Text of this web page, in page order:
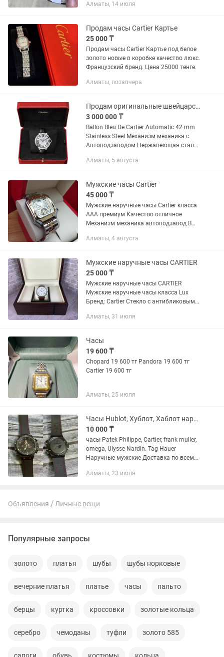
Алматы, 14 июля
Продам часы Cartier Картье
25 000 ₸
Продам часы Cartier Картье под белое
золото новые в коробке качество люкс.
Французский бренд. Цена 25000 тенге.
Алматы, позавчера
Продам оригинальные швейцарские часы Cartier Ballon Blue.Сталь 42 мм.
3 000 000 ₸
Ballon Bleu De Cartier Automatic 42 mm
Stainless Steel Механизм механика с
Автоподзаводом Нержавеющая сталь
Состояние новых часов. Примерка
Алматы, 5 августа
Мужские часы Cartier
45 000 ₸
Мужские наручные часы Cartier класса
ААА премиум Качество отличное
Механизм механика автоподзавод В
расцветок
Алматы, 4 августа
Мужские наручные часы CARTIER
25 000 ₸
Мужские наручные часы CARTIER
Мужские наручные часы класса Lux
Бренд: Cartier Стекло с антибликовым
Ремешок: эко кожа с фирменной
Алматы, 31 июля
Часы
19 600 ₸
Chopard 19 600 тг Pandora 19 600 тг
Cartier 19 600 тг
Алматы, 25 июля
Часы Hublot, Хублот, Хаблот наручные мужские Доставка Алматы
10 000 ₸
часы Patek Philippe, Cartier, frank muller,
omega, Ulysse Nardin. Tag Hauer
Наручные мужские Доставка по всему
Алматы, 23 июля
Объявления Личные вещи
Популярные запросы
золото платья шубы шубы норковые
вечерние платья платье часы пальто
берцы куртка кроссовки золотые кольца
серебро чемоданы туфли золото 585